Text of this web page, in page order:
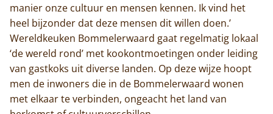
Monnik worden
Contact
manier onze cultuur en mensen kennen. Ik vind het
heel bijzonder dat deze mensen dit willen doen.’
Wereldkeuken Bommelerwaard gaat regelmatig lokaal
‘de wereld rond’ met kookontmoetingen onder leiding
van gastkoks uit diverse landen. Op deze wijze hoopt
men de inwoners die in de Bommelerwaard wonen
met elkaar te verbinden, ongeacht het land van